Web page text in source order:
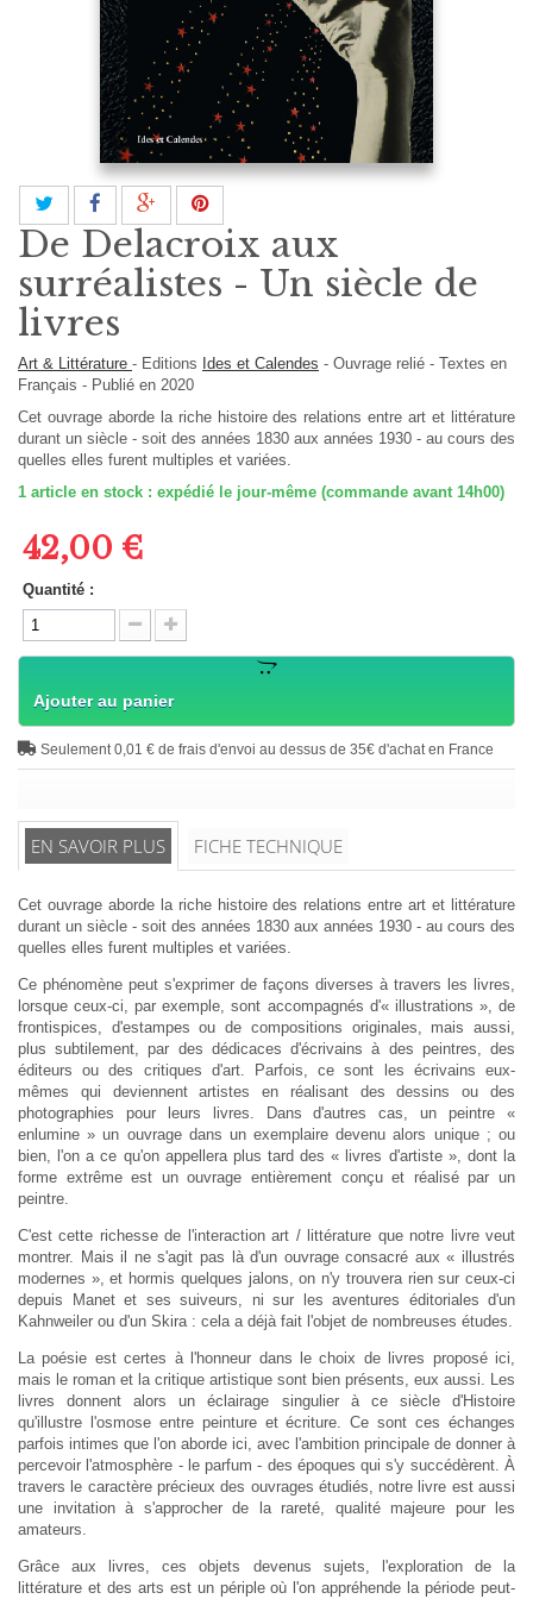
De Delacroix aux
surréalistes - Un siècle de
livres
Art & Littérature - Editions Ides et Calendes - Ouvrage relié - Textes en
Français - Publié en 2020
Cet ouvrage aborde la riche histoire des relations entre art et littérature
durant un siècle - soit des années 1830 aux années 1930 - au cours des
quelles elles furent multiples et variées.
1 article en stock : expédié le jour-même (commande avant 14h00)
42,00 €
Quantité :
Ajouter au panier
Seulement 0,01 € de frais d'envoi au dessus de 35€ d'achat en France
EN SAVOIR PLUS FICHE TECHNIQUE
Cet ouvrage aborde la riche histoire des relations entre art et littérature
durant un siècle - soit des années 1830 aux années 1930 - au cours des
quelles elles furent multiples et variées.
Ce phénomène peut s'exprimer de façons diverses à travers les livres,
lorsque ceux-ci, par exemple, sont accompagnés d'« illustrations », de
frontispices, d'estampes ou de compositions originales, mais aussi,
plus subtilement, par des dédicaces d'écrivains à des peintres, des
éditeurs ou des critiques d'art. Parfois, ce sont les écrivains eux-
mêmes qui deviennent artistes en réalisant des dessins ou des
photographies pour leurs livres. Dans d'autres cas, un peintre «
enlumine » un ouvrage dans un exemplaire devenu alors unique ; ou
bien, l'on a ce qu'on appellera plus tard des « livres d'artiste », dont la
forme extrême est un ouvrage entièrement conçu et réalisé par un
peintre.
C'est cette richesse de l'interaction art / littérature que notre livre veut
montrer. Mais il ne s'agit pas là d'un ouvrage consacré aux « illustrés
modernes », et hormis quelques jalons, on n'y trouvera rien sur ceux-ci
depuis Manet et ses suiveurs, ni sur les aventures éditoriales d'un
Kahnweiler ou d'un Skira : cela a déjà fait l'objet de nombreuses études.
La poésie est certes à l'honneur dans le choix de livres proposé ici,
mais le roman et la critique artistique sont bien présents, eux aussi. Les
livres donnent alors un éclairage singulier à ce siècle d'Histoire
qu'illustre l'osmose entre peinture et écriture. Ce sont ces échanges
parfois intimes que l'on aborde ici, avec l'ambition principale de donner à
percevoir l'atmosphère - le parfum - des époques qui s'y succédèrent. À
travers le caractère précieux des ouvrages étudiés, notre livre est aussi
une invitation à s'approcher de la rareté, qualité majeure pour les
amateurs.
Grâce aux livres, ces objets devenus sujets, l'exploration de la
littérature et des arts est un périple où l'on appréhende la période peut-